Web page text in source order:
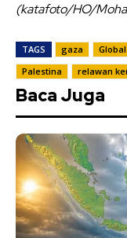
(katafoto/HO/
TAGS gaza
Palestina
relawan
Baca Juga